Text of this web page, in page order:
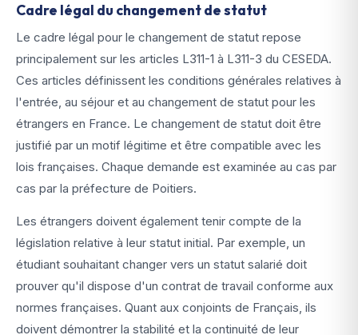
Cadre légal du changement de statut
Le cadre légal pour le changement de statut repose
principalement sur les articles L311-1 à L311-3 du CESEDA.
Ces articles définissent les conditions générales relatives à
l'entrée, au séjour et au changement de statut pour les
étrangers en France. Le changement de statut doit être
justifié par un motif légitime et être compatible avec les
lois françaises. Chaque demande est examinée au cas par
cas par la préfecture de Poitiers.
Les étrangers doivent également tenir compte de la
législation relative à leur statut initial. Par exemple, un
étudiant souhaitant changer vers un statut salarié doit
prouver qu'il dispose d'un contrat de travail conforme aux
normes françaises. Quant aux conjoints de Français, ils
doivent démontrer la stabilité et la continuité de leur